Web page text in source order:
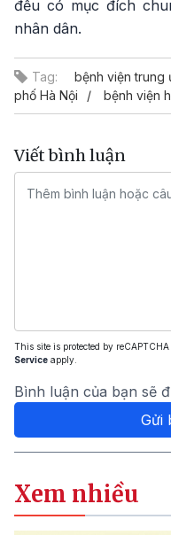
đều có mục đích
nhân dân.
Tag: bệnh viện trung
phố Hà Nội
bệnh viện
Viết bình luận
This site is protected by
Service apply.
Bình luận của bạn sẽ
Gửi
Xem nhiều